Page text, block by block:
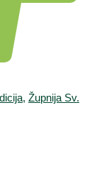
, Župnija Sv.